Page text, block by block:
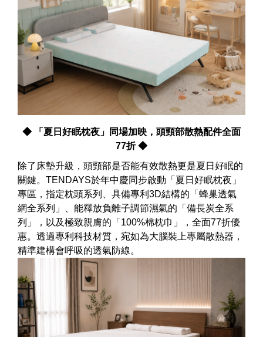
◆ 「夏日好眠枕夜」同場加映，頭頸部散熱配件全面
77折 ◆
除了床墊升級，頭頸部是否能有效散熱更是夏日好眠的
關鍵。TENDAYS於年中慶同步啟動「夏日好眠枕夜」
專區，指定枕頭系列、具備專利3D結構的「蜂巢透氣
網全系列」、能釋放負離子調節濕氣的「備長炭全系
列」，以及極致親膚的「100%棉枕巾」，全面77折優
惠。透過專利科技材質，宛如為大腦裝上專屬散熱器，
精準建構會呼吸的透氣防線。